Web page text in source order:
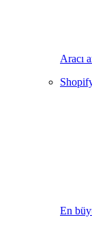
Aracı
En